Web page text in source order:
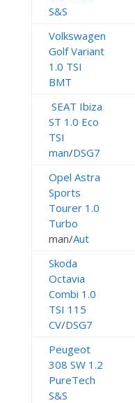
S&S
Volkswagen
Golf Variant
1.0 TSI
BMT
SEAT Ibiza
ST 1.0 Eco
TSI
man/DSG7
Opel Astra
Sports
Tourer 1.0
Turbo
man/Aut
Skoda
Octavia
Combi 1.0
TSI 115
CV/DSG7
Peugeot
308 SW 1.2
PureTech
S&S